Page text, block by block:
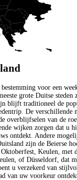
voor een
grote Duitse steden
blijft traditioneel de
De verschillende
overblijfselen van de
wijken zorgen dat u
ontdekt. Andere
zijn de Beierse
Keulen, met
of Düsseldorf, dat
u verzekerd van
van uw voorkeur